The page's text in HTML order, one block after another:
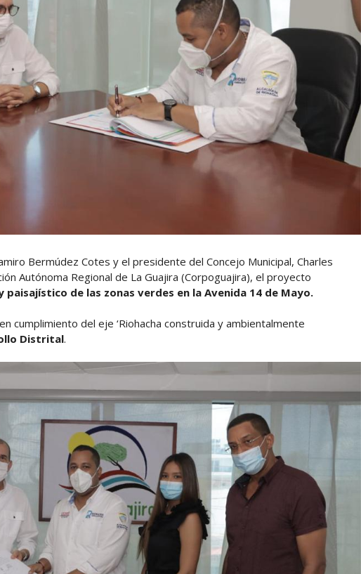
Bermúdez Cotes y el presidente del Concejo Municipal, Charles
Autónoma Regional de La Guajira (Corpoguajira), el proyecto
de las zonas verdes en la Avenida 14 de Mayo.
cumplimiento del eje ‘Riohacha construida y ambientalmente
Distrital.